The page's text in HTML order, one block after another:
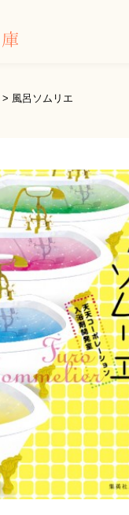
> 風呂ソムリエ